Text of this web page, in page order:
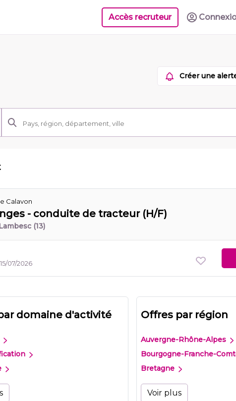
Accès recruteur
Créer une
Calavon
- conduite de tracteur (H/F)
Lambesc (13)
07/2026
domaine d'activité Offres par région
Auvergne-Rhône-Alpes
Bourgogne-Franche-
Bretagne
Voir plus